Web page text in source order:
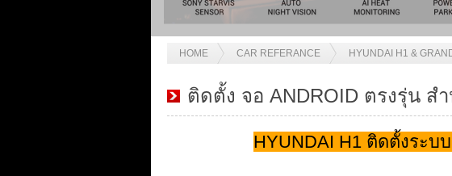
HOME CAR REFERANCE HYUNDAI H1 &
ติดตั้ง จอ ANDROID ตรงรุ่น ส
HYUNDAI H1 ติดตั้งระบ